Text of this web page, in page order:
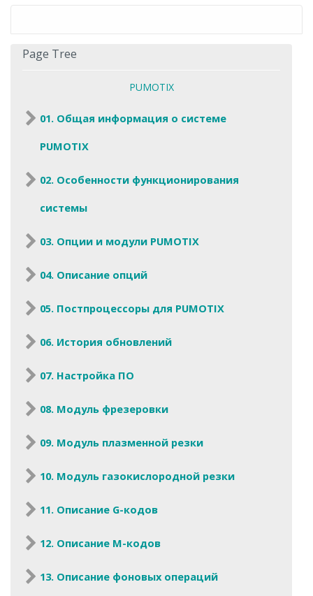
Page Tree
PUMOTIX
01. Общая информация о системе
PUMOTIX
02. Особенности функционирования
системы
03. Опции и модули PUMOTIX
04. Описание опций
05. Постпроцессоры для PUMOTIX
06. История обновлений
07. Настройка ПО
08. Модуль фрезеровки
09. Модуль плазменной резки
10. Модуль газокислородной резки
11. Описание G-кодов
12. Описание M-кодов
13. Описание фоновых операций